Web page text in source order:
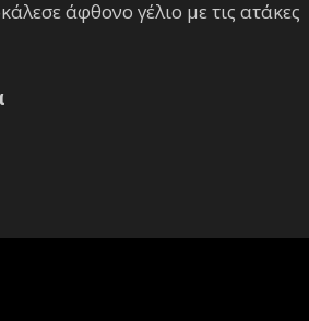
άφθονο γέλιο με τις ατάκες